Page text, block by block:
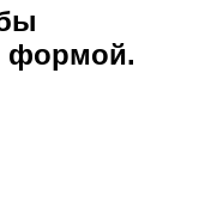
формой.